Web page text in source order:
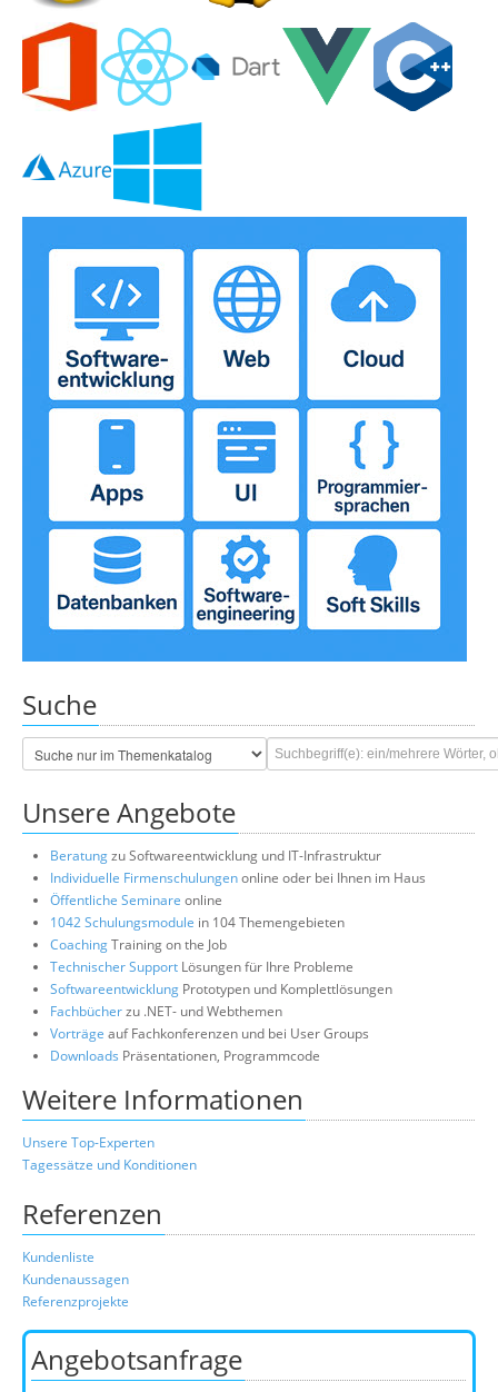
Suche
Unsere Angebote
Beratungzu Softwareentwicklung und IT-Infrastruktur
Individuelle Firmenschulungenonline oder bei Ihnen im Haus
Öffentliche Seminare online
1042 Schulungsmodule in 104 Themengebieten
CoachingTraining on the Job
Technischer Support Lösungen für Ihre Probleme
Softwareentwicklung Prototypen und Komplettlösungen
Fachbücherzu .NET- und Webthemen
Vorträge auf Fachkonferenzen und bei User Groups
Downloads Präsentationen, Programmcode
Weitere Informationen
Unsere Top-Experten
Tagessätze und Konditionen
Referenzen
Kundenliste
Kundenaussagen
Referenzprojekte
Angebotsanfrage